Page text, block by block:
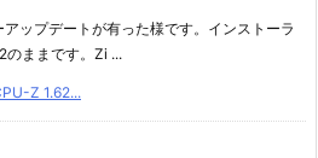
ップデートが有った様です。インストーラ
のままです。Zi ...
Z 1.62...